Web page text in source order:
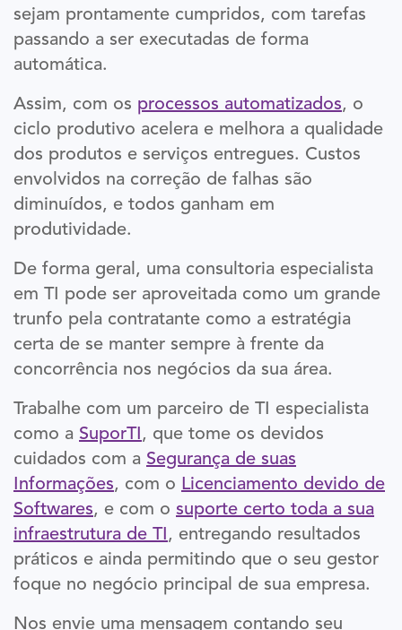
sejam prontamente cumpridos, com tarefas
passando a ser executadas de forma
automática.
Assim, com os processos automatizados, o
ciclo produtivo acelera e melhora a qualidade
dos produtos e serviços entregues. Custos
envolvidos na correção de falhas são
diminuídos, e todos ganham em
produtividade.
De forma geral, uma consultoria especialista
em TI pode ser aproveitada como um grande
trunfo pela contratante como a estratégia
certa de se manter sempre à frente da
concorrência nos negócios da sua área.
Trabalhe com um parceiro de TI especialista
como a SuporTI, que tome os devidos
cuidados com a Segurança de suas
Informações, com o Licenciamento devido de
Softwares, e com o suporte certo toda a sua
infraestrutura de TI, entregando resultados
práticos e ainda permitindo que o seu gestor
foque no negócio principal de sua empresa.
Nos envie uma mensagem contando seu